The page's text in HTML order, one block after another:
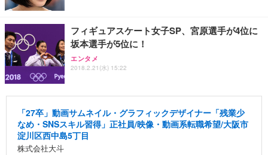
フィギュアスケート女子SP、宮原選手が4位に
坂本選手が5位に！
エンタメ
2018.2.21(水) 15:22
「27卒」動画サムネイル・グラフィックデザイナー「残業少
なめ・SNSスキル習得」正社員/映像・動画系転職希望/大阪市
淀川区西中島5丁目
株式会社大斗